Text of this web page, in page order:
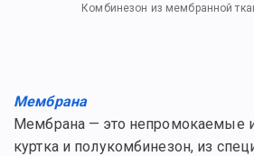
Комбинезон из мембранной
Мембрана
Мембрана — это непромокаемые
куртка и полукомбинезон, из